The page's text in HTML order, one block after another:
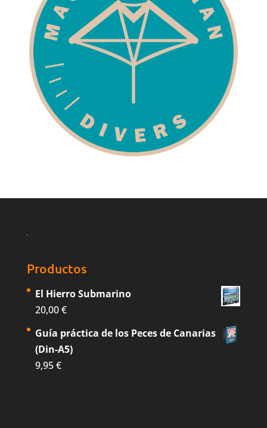
Productos
El Hierro Submarino
20,00€
Guía práctica de los Peces de Canarias
(Din-A5)
9,95€